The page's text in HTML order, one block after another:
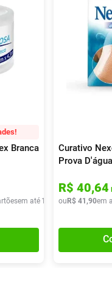
Branca
em até 1 R$ 8, 90
Curativo
Prova
R$ 40,64
ou R$ 41 ,90em